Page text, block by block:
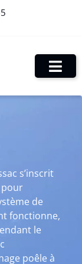
s’inscrit
de
fonctionne,
le
poêle à